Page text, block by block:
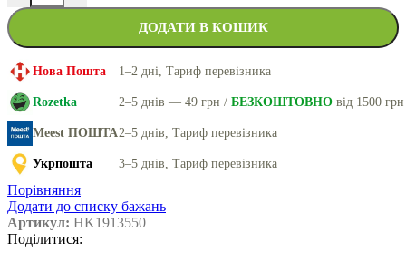
ДОДАТИ В КОШИК
Нова Пошта 1–2 дні, Тариф перевізника
Rozetka 2–5 днів — 49 грн / БЕЗКОШТОВНО від 1500 грн
Meest ПОШТА2–5 днів, Тариф перевізника
Укрпошта 3–5 днів, Тариф перевізника
Порівняння
Додати до списку бажань
Артикул: HK1913550
Поділитися: